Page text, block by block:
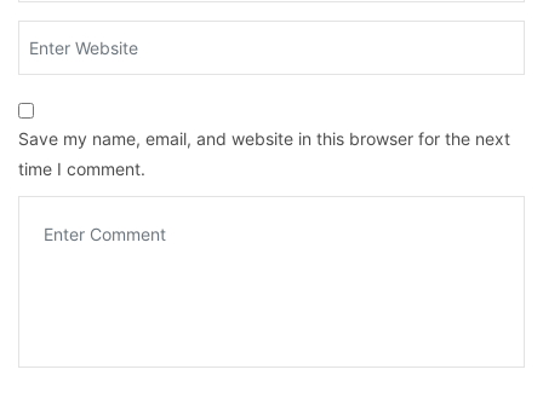
Save my name, email, and website in this browser for the next
time I comment.